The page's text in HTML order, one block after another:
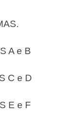
A e B
C e D
E e F